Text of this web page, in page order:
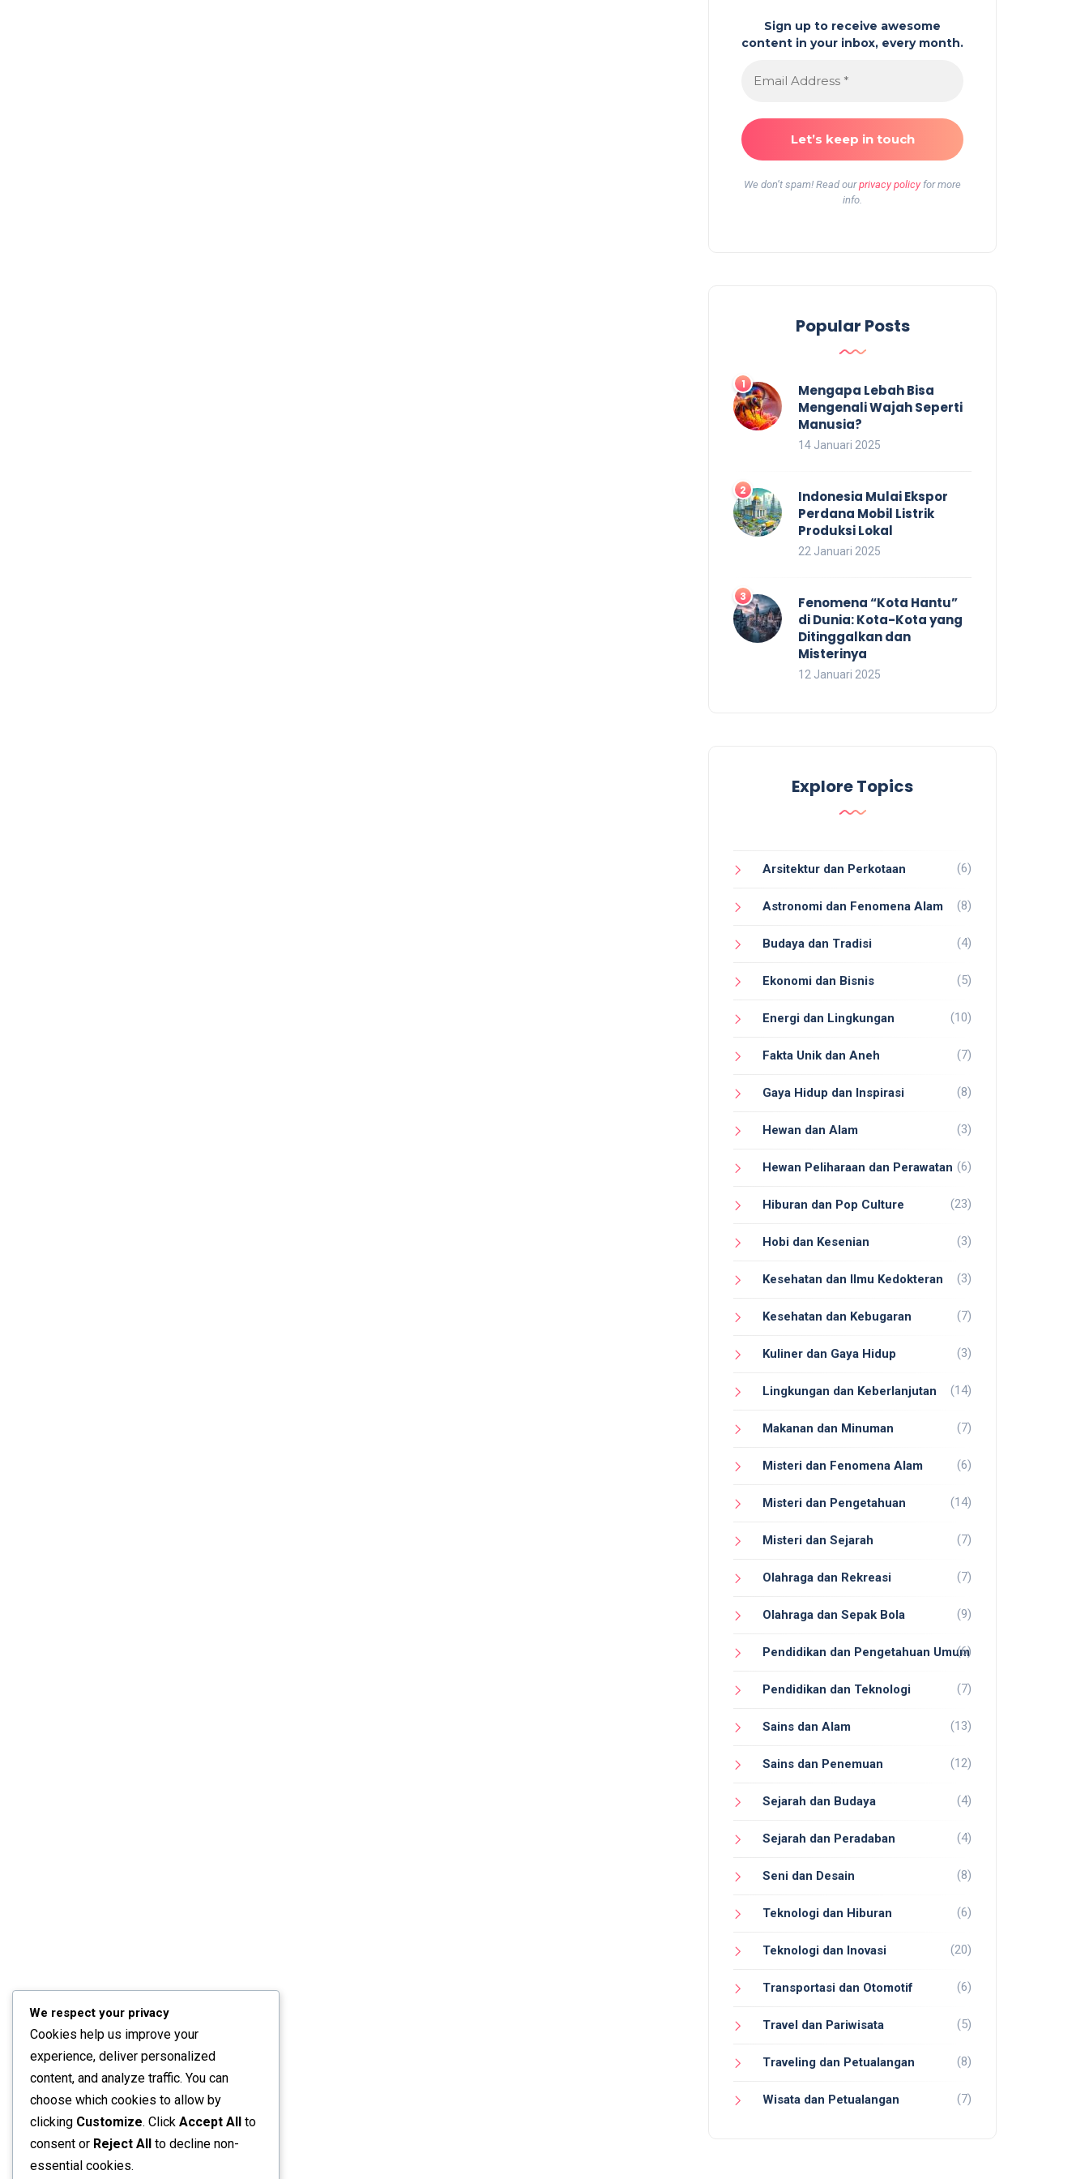
Sign up to receive awesome
content in your inbox, every month.
We don’t spam! Read ourprivacy policyfor more
info.
Popular Posts
Mengapa Lebah Bisa
Mengenali Wajah Seperti
Manusia?
14 Januari 2025
Indonesia Mulai Ekspor
Perdana Mobil Listrik
Produksi Lokal
22 Januari 2025
Fenomena “Kota Hantu”
di Dunia: Kota-Kota yang
Ditinggalkan dan
Misterinya
12 Januari 2025
Explore Topics
Arsitektur dan Perkotaan (6)
Astronomi dan Fenomena Alam (8)
Budaya dan Tradisi (4)
Ekonomi dan Bisnis (5)
Energi dan Lingkungan (10)
Fakta Unik dan Aneh (7)
Gaya Hidup dan Inspirasi (8)
Hewan dan Alam (3)
Hewan Peliharaan dan Perawatan (6)
Hiburan dan Pop Culture (23)
Hobi dan Kesenian (3)
Kesehatan dan Ilmu Kedokteran (3)
Kesehatan dan Kebugaran (7)
Kuliner dan Gaya Hidup (3)
Lingkungan dan Keberlanjutan (14)
Makanan dan Minuman (7)
Misteri dan Fenomena Alam (6)
Misteri dan Pengetahuan (14)
Misteri dan Sejarah (7)
Olahraga dan Rekreasi (7)
Olahraga dan Sepak Bola (9)
Pendidikan dan Pengetahuan Umum
(6)
Pendidikan dan Teknologi (7)
Sains dan Alam (13)
Sains dan Penemuan (12)
Sejarah dan Budaya (4)
Sejarah dan Peradaban (4)
Seni dan Desain (8)
Teknologi dan Hiburan (6)
Teknologi dan Inovasi (20)
Transportasi dan Otomotif (6)
Travel dan Pariwisata (5)
Traveling dan Petualangan (8)
Wisata dan Petualangan (7)
We respect your privacy
Cookies help us improve your
experience, deliver personalized
content, and analyze traffic. You can
choose which cookies to allow by
clicking Customize. Click Accept All
to
consent or Reject All
to decline non-
essential cookies.